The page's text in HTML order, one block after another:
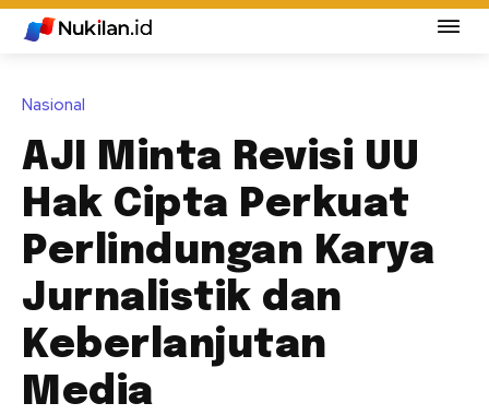
Nasional
AJI Minta Revisi UU
Hak Cipta Perkuat
Perlindungan Karya
Jurnalistik dan
Keberlanjutan
Media